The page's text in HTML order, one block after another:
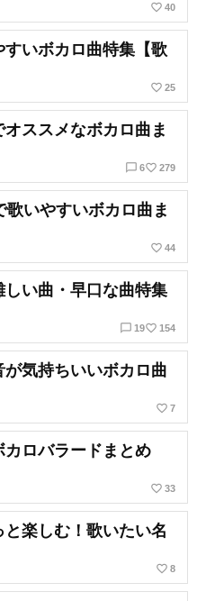
favorite_border 40
すいボカロ曲特集【歌
favorite_border 25
オススメなボカロ曲ま
chat_bubble_outline 6favorite_border 279
歌いやすいボカロ曲ま
favorite_border 44
い曲・早口な曲特集
chat_bubble_outline 19favorite_border 154
が気持ちいいボカロ曲
favorite_border 7
カロバラードまとめ
favorite_border 33
と楽しむ！歌いたい名
favorite_border 8